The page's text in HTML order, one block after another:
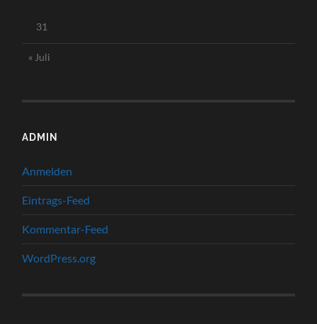
31
« Juli
ADMIN
Anmelden
Eintrags-Feed
Kommentar-Feed
WordPress.org